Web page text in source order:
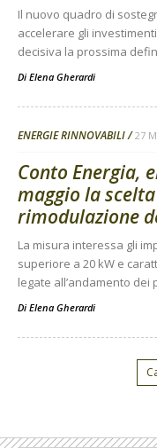
Il nuovo quadro di
accelerare gli
decisiva la prossima
Di Elena Gherardi
ENERGIE RINNOVABILI 27
Conto Energia,
maggio la
rimodulazione
La misura interessa gli
superiore a 20 kW e
legate all’andamento dei
Di Elena Gherardi